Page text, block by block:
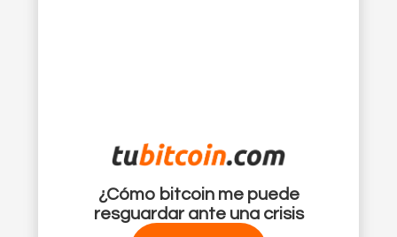
¿Cómo bitcoin me puede
resguardar ante una crisis